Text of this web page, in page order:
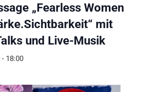
„Fearless Women
mit
und Live-Musik
- 18:00